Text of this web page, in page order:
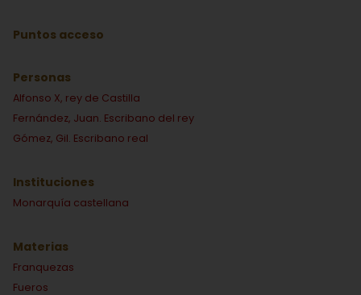
Puntos acceso
Personas
Alfonso X, rey de Castilla
Fernández, Juan. Escribano del rey
Gómez, Gil. Escribano real
Instituciones
Monarquía castellana
Materias
Franquezas
Fueros